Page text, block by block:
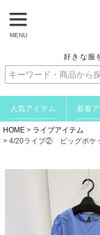
MENU
好きな服
人気アイテム 新着
HOME
ライブアイテム
4/20ライブ② ビッグポケ